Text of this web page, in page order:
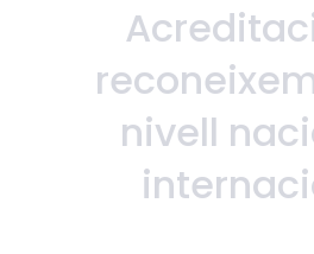
nivell